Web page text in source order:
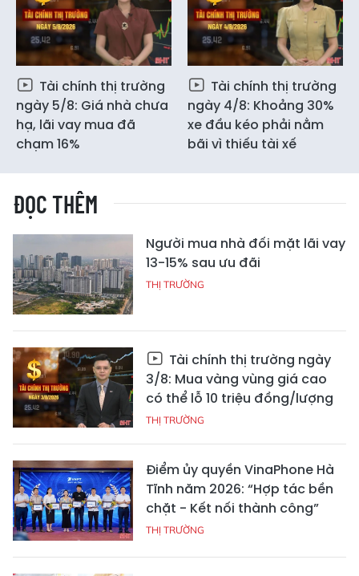
Tài chính thị trường
ngày 5/8: Giá nhà chưa
hạ, lãi vay mua đã
chạm 16%
Tài chính thị trường
ngày 4/8: Khoảng 30%
xe đầu kéo phải nằm
bãi vì thiếu tài xế
ĐỌC THÊM
Người mua nhà đối mặt lãi vay
13-15% sau ưu đãi
THỊ TRƯỜNG
Tài chính thị trường ngày
3/8: Mua vàng vùng giá cao
có thể lỗ 10 triệu đồng/lượng
THỊ TRƯỜNG
Điểm ủy quyền VinaPhone Hà
Tĩnh năm 2026: “Hợp tác bền
chặt - Kết nối thành công”
THỊ TRƯỜNG